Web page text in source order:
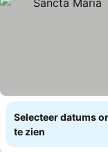
Selecteer datums
te zien